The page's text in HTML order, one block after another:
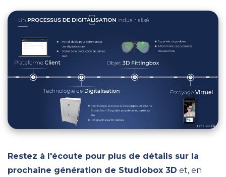
Restez à l'écoute pour plus de détails sur la
prochaine génération de Studiobox 3D et, en